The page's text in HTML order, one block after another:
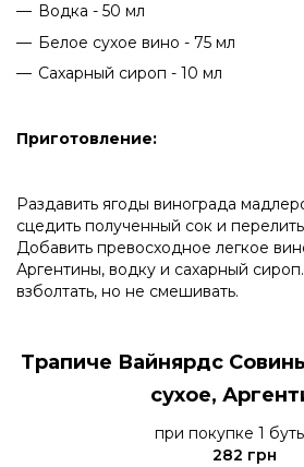
Водка - 50 мл
Белое сухое вино - 75 мл
Сахарный сироп - 10 мл
Приготовление:
Раздавить ягоды винограда
сцедить полученный сок и
Добавить превосходное легкое
Аргентины, водку и сахарный
взболтать, но не смешивать.
Трапиче Вайнярдс
сухое,
при покупке 1
282 грн